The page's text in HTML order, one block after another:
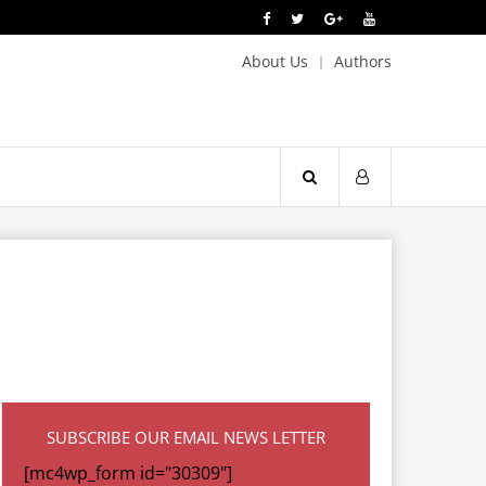
About Us Authors
SUBSCRIBE OUR EMAIL NEWS LETTER
[mc4wp_form id="30309"]